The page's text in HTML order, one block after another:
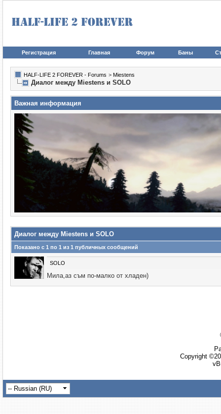
Регистрация Главная Форум Баны
HALF-LIFE 2 FOREVER - Forums > Miestens
Диалог между Miestens и SOLO
Важная информация
Диалог между Miestens и SOLO
Показано с 1 по 1 из 1 публичных сообщений
SOLO
Мила,аз съм по-малко от хладен)
Copyright